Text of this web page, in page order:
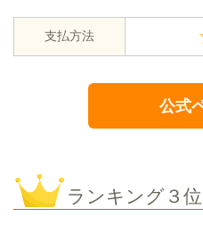
支払方法
公式
ランキング３位